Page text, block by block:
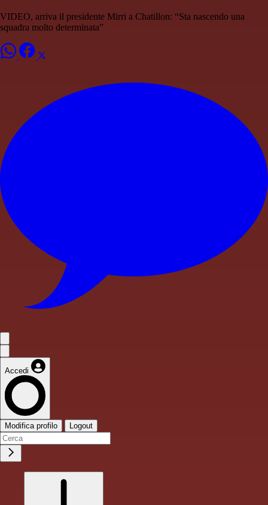
VIDEO, arriva il presidente Mirri a Chatillon: “Sta nascendo una
squadra molto determinata”
Accedi
Modifica profilo Logout